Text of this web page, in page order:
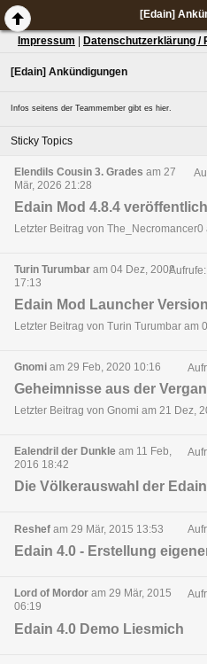
[Edain]
Impressum Datenschutzerklärung /
[Edain] Ankündigungen
Infos seitens der Teammember gibt es hier.
Sticky Topics
Elendils Cousin 3. Grades am 27
Mär, 2026 21:28
Edain Mod 4.8.4
Letzter Beitrag von
Turin Turumbar am 04 Dez, 2008
17:13
Edain Mod Launcher
Letzter Beitrag von Turin Turumbar am
Gnomi am 29 Feb, 2020 10:16
Geheimnisse aus der
Letzter Beitrag von Gnomi am 21 Dez,
Ealendril der Dunkle am 11 Feb,
2016 18:42
Die Völkerauswahl der
Reshef am 29 Mär, 2015 13:53
Edain 4.0 - Erstellung
Lord of Mordor am 29 Mär, 2015
06:19
Edain 4.0 Demo Liesmich